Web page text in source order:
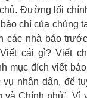
Đường lối
chí của chúng
các nhà báo
cái gì? Viết
mục đích viết
nhân dân, để
Chính phủ”. Vì